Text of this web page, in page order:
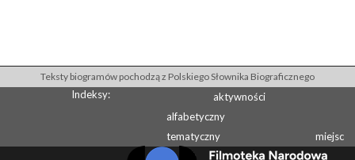
Teksty biogramów pochodzą z Polskiego Słownika Biograficznego
Indeksy:
aktywności
alfabetyczny
tematyczny
miejsc